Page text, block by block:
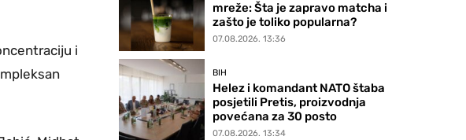
i
mreže: Šta je zapravo matcha i
zašto je toliko popularna?
07.08.2026. 13:36
BIH
Helez i komandant NATO štaba
posjetili Pretis, proizvodnja
povećana za 30 posto
07.08.2026. 13:34